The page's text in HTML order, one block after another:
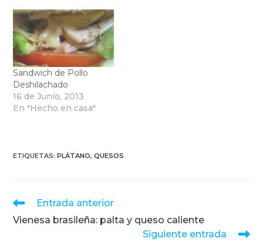
Sandwich de Pollo
Deshilachado
16 de Junio, 2013
En "Hecho en casa"
ETIQUETAS:PLÁTANO, QUESOS
Leer
artículos
Entrada anterior
Vienesa brasileña: palta y queso caliente
Siguiente entrada